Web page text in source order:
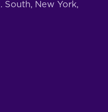
South, New York,